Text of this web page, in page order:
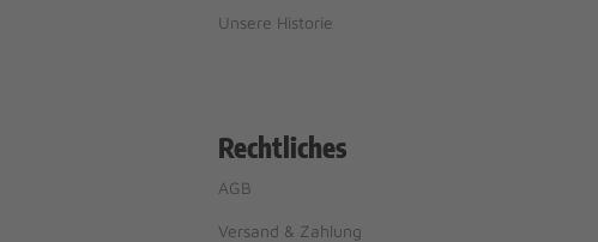
Unsere Historie
Rechtliches
AGB
Versand & Zahlung